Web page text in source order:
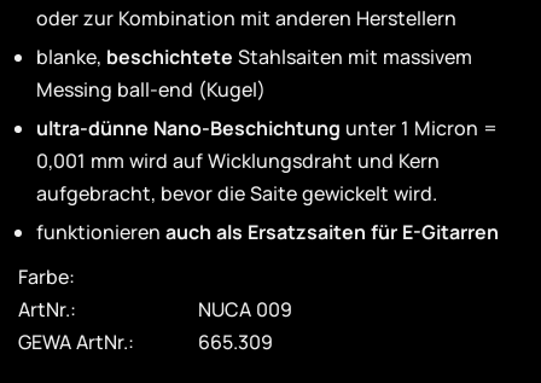
oder zur Kombination mit anderen Herstellern
blanke, beschichtete Stahlsaiten mit massivem
Messing ball-end (Kugel)
ultra-dünne Nano-Beschichtung unter 1 Micron =
0,001 mm wird auf Wicklungsdraht und Kern
aufgebracht, bevor die Saite gewickelt wird.
funktionieren auch als Ersatzsaiten für E-Gitarren
Farbe:
ArtNr.:
NUCA 009
GEWA ArtNr.:
665.309